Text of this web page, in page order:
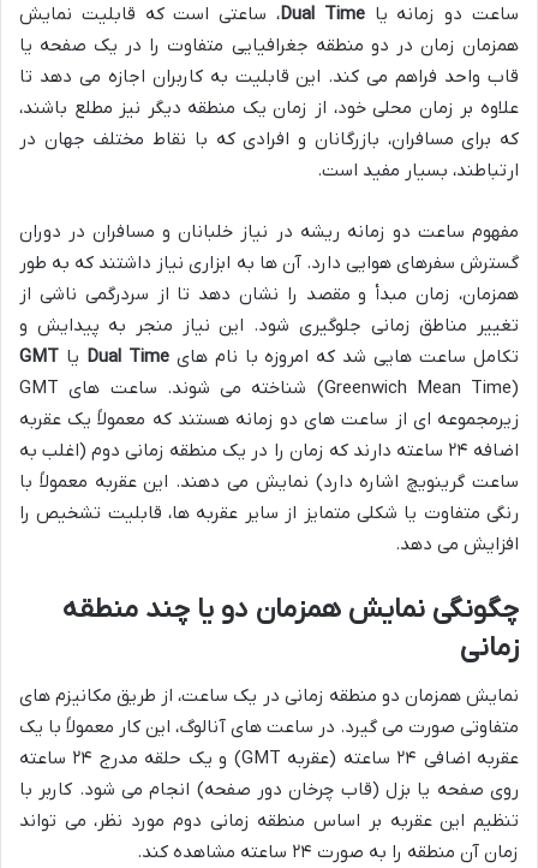
ساعت دو زمانه یاDual Time، ساعتی است که قابلیت نمایش
همزمان زمان در دو منطقه جغرافیایی متفاوت را در یک صفحه یا
قاب واحد فراهم می کند. این قابلیت به کاربران اجازه می دهد تا
علاوه بر زمان محلی خود، از زمان یک منطقه دیگر نیز مطلع باشند،
که برای مسافران، بازرگانان و افرادی که با نقاط مختلف جهان در
ارتباطند، بسیار مفید است.
مفهوم ساعت دو زمانه ریشه در نیاز خلبانان و مسافران در دوران
گسترش سفرهای هوایی دارد. آن ها به ابزاری نیاز داشتند که به طور
همزمان، زمان مبدأ و مقصد را نشان دهد تا از سردرگمی ناشی از
تغییر مناطق زمانی جلوگیری شود. این نیاز منجر به پیدایش و
تکامل ساعت هایی شد که امروزه با نام هایDual Time یا GMT
(Greenwich Mean Time) شناخته می شوند. ساعت های GMT
زیرمجموعه ای از ساعت های دو زمانه هستند که معمولاً یک عقربه
اضافه ۲۴ ساعته دارند که زمان را در یک منطقه زمانی دوم (اغلب به
ساعت گرینویچ اشاره دارد) نمایش می دهند. این عقربه معمولاً با
رنگی متفاوت یا شکلی متمایز از سایر عقربه ها، قابلیت تشخیص را
افزایش می دهد.
چگونگی نمایش همزمان دو یا چند منطقه
زمانی
نمایش همزمان دو منطقه زمانی در یک ساعت، از طریق مکانیزم های
متفاوتی صورت می گیرد. در ساعت های آنالوگ، این کار معمولاً با یک
عقربه اضافی ۲۴ ساعته (عقربه GMT) و یک حلقه مدرج ۲۴ ساعته
روی صفحه یا بزل (قاب چرخان دور صفحه) انجام می شود. کاربر با
تنظیم این عقربه بر اساس منطقه زمانی دوم مورد نظر، می تواند
زمان آن منطقه را به صورت ۲۴ ساعته مشاهده کند.